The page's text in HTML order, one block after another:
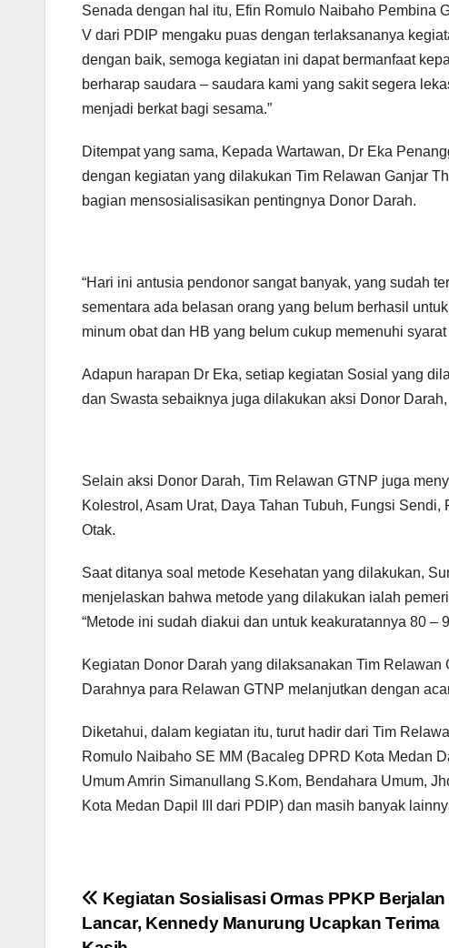
Senada dengan hal itu, Efin Romulo Naibaho Pembina
V dari PDIP mengaku puas dengan terlaksananya
dengan baik, semoga kegiatan ini dapat bermanfaat
berharap saudara – saudara kami yang sakit segera
menjadi berkat bagi sesama.”
Ditempat yang sama, Kepada Wartawan, Dr Eka
dengan kegiatan yang dilakukan Tim Relawan Ganjar
bagian mensosialisasikan pentingnya Donor Darah.
“Hari ini antusia pendonor sangat banyak, yang sudah
sementara ada belasan orang yang belum berhasil
minum obat dan HB yang belum cukup memenuhi syarat
Adapun harapan Dr Eka, setiap kegiatan Sosial yang
dan Swasta sebaiknya juga dilakukan aksi Donor
Selain aksi Donor Darah, Tim Relawan GTNP juga
Kolestrol, Asam Urat, Daya Tahan Tubuh, Fungsi
Otak.
Saat ditanya soal metode Kesehatan yang dilakukan,
menjelaskan bahwa metode yang dilakukan ialah
“Metode ini sudah diakui dan untuk keakuratannya 80 –
Kegiatan Donor Darah yang dilaksanakan Tim
Darahnya para Relawan GTNP melanjutkan dengan
Diketahui, dalam kegiatan itu, turut hadir dari Tim
Romulo Naibaho SE MM (Bacaleg DPRD Kota Medan
Umum Amrin Simanullang S.Kom, Bendahara Umum,
Kota Medan Dapil III dari PDIP) dan masih banyak
Navigasi
Kegiatan Sosialisasi Ormas PPKP Berjalan
Lancar, Kennedy Manurung Ucapkan Terima